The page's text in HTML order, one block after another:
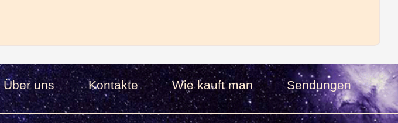
Über uns Kontakte Wie kauft man Sendungen